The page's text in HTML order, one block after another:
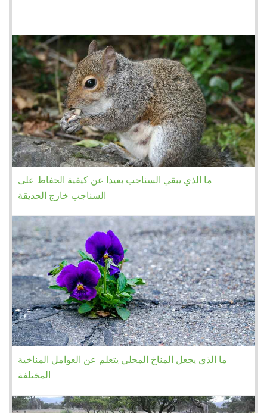
ما الذي يبقي السناجب بعيدا عن كيفية الحفاظ على
السناجب خارج الحديقة
ما الذي يجعل المناخ المحلي يتعلم عن العوامل المناخية
المختلفة